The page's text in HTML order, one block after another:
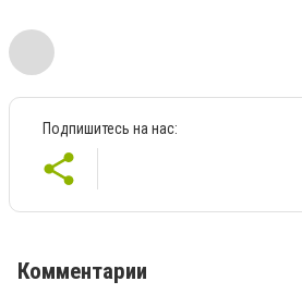
Подпишитесь на нас:
Комментарии